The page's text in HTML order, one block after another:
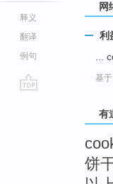
释义
翻译
例句
网
利
...
基
有
饼